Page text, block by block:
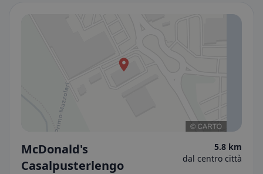
McDonald's
Casalpusterlengo
5.8 km
dal centro città